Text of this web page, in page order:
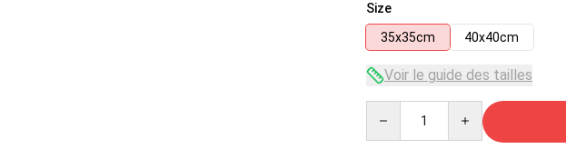
Size
35x35cm
40x40cm
Voir le guide des tailles